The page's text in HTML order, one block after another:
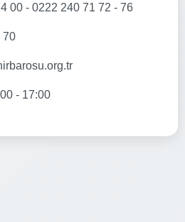
00 - 0222 240 71 72 - 76
70
- 17:00